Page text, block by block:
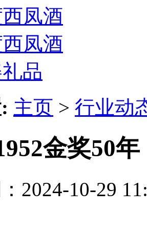
凤酒
凤酒
品
主页 > 行业动
金奖50
2024-10-29